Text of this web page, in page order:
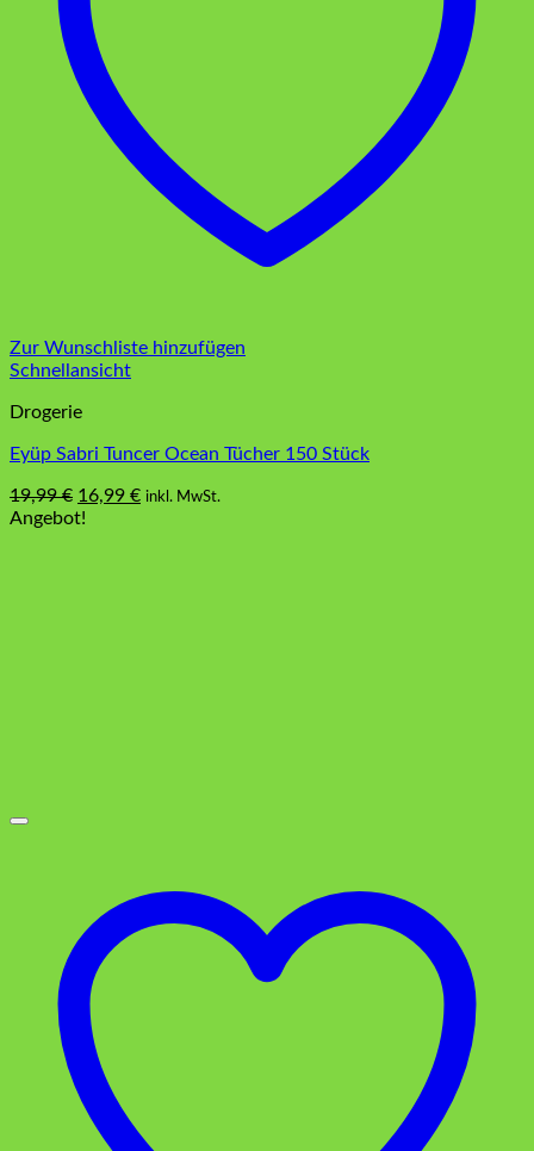
Zur Wunschliste hinzufügen
Schnellansicht
Drogerie
Eyüp Sabri Tuncer Ocean Tücher 150 Stück
19,99€ Ursprünglicher
Preis
16,99 €Aktueller
inkl. MwSt.
Angebot!